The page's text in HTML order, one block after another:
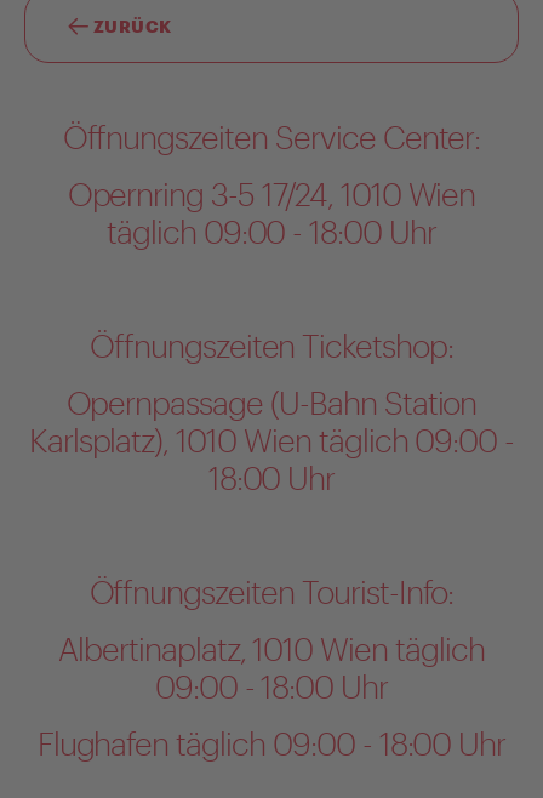
ZURÜCK
Öffnungszeiten Service Center:
Opernring 3-5 17/24, 1010 Wien
täglich 09:00 - 18:00 Uhr
Öffnungszeiten Ticketshop:
Opernpassage (U-Bahn Station
Karlsplatz), 1010 Wien täglich 09:00 -
18:00 Uhr
Öffnungszeiten Tourist-Info:
Albertinaplatz, 1010 Wien täglich
09:00 - 18:00 Uhr
Flughafen täglich 09:00 - 18:00 Uhr